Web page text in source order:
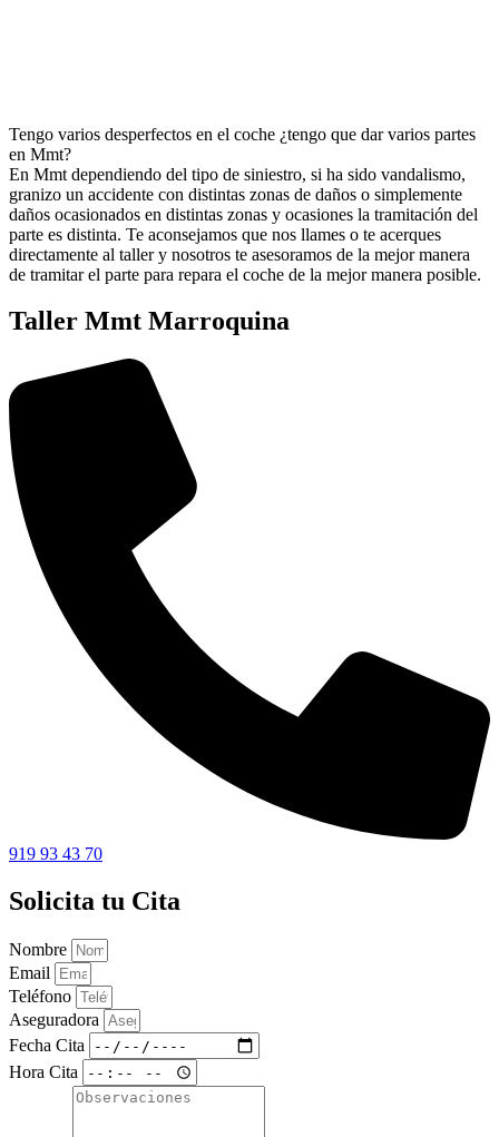
Tengo varios desperfectos en el coche ¿tengo que dar varios partes
en Mmt?
En Mmt dependiendo del tipo de siniestro, si ha sido vandalismo,
granizo un accidente con distintas zonas de daños o simplemente
daños ocasionados en distintas zonas y ocasiones la tramitación del
parte es distinta. Te aconsejamos que nos llames o te acerques
directamente al taller y nosotros te asesoramos de la mejor manera
de tramitar el parte para repara el coche de la mejor manera posible.
Taller Mmt Marroquina
919 93 43 70
Solicita tu Cita
Nombre
Email
Teléfono
Aseguradora
Fecha Cita
Hora Cita